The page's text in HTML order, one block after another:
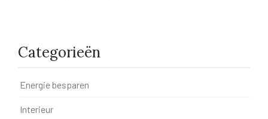
Categorieën
Energie besparen
Interieur